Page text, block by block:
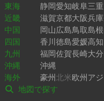
東海
静岡愛知岐阜三重
近畿
滋賀京都大阪兵庫
中国
岡山広島鳥取島根
四国
香川徳島愛媛高知
九州
福岡佐賀長崎大分
沖縄
沖縄
海外
豪州北米欧州ア
地図で探す